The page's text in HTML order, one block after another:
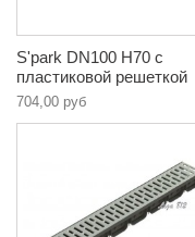
S'park DN100 H70 c
пластиковой решеткой
704,00 руб